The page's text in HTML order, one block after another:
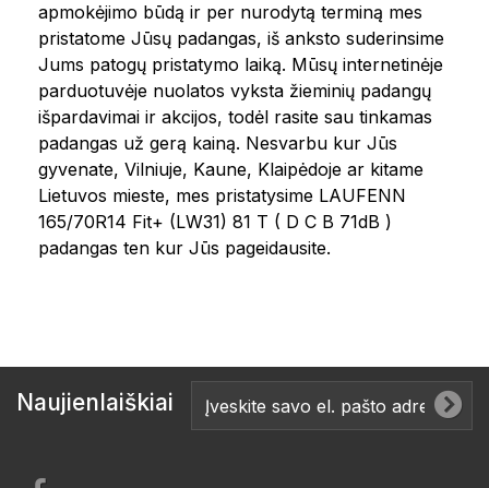
apmokėjimo būdą ir per nurodytą terminą mes
pristatome Jūsų padangas, iš anksto suderinsime
Jums patogų pristatymo laiką. Mūsų internetinėje
parduotuvėje nuolatos vyksta žieminių padangų
išpardavimai ir akcijos, todėl rasite sau tinkamas
padangas už gerą kainą. Nesvarbu kur Jūs
gyvenate, Vilniuje, Kaune, Klaipėdoje ar kitame
Lietuvos mieste, mes pristatysime LAUFENN
165/70R14 Fit+ (LW31) 81 T ( D C B 71dB )
padangas ten kur Jūs pageidausite.
Naujienlaiškiai